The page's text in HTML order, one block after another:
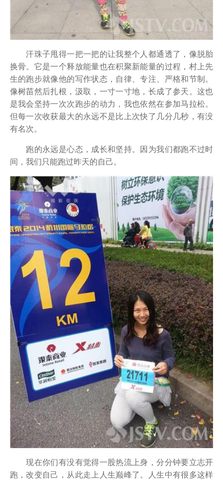
汗珠子甩得一把一把的让我整个人都通透了，像脱胎
换骨。它是一个释放能量也在积聚新能量的过程，村上先
生的跑步就像他的写作状态，自律、专注、严格和节制。
像树苗然后扎根，汲取，一寸一寸地，长成了参天。这也
是我会坚持一次次跑步的动力，我也依然在参加马拉松。
但每一次收获最大的永远不是比上次快了几分几秒，有没
有名次。
跑的永远是心态，成长和坚持。因为我们都跑不过时
间，我们只能跑过昨天的自己。
现在你们有没有觉得一股热流上身，分分钟要立志开
跑，改变自己，从此走上人生巅峰了。人生中有很多这样